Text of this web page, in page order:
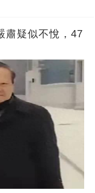
肅疑似不悅，47